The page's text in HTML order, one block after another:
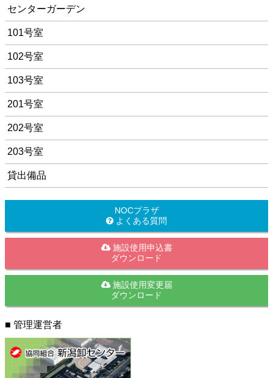
センターガーデン
101号室
102号室
103号室
201号室
202号室
203号室
貸出備品
NOCプラザ
よくある質問
施設使用申込書
ダウンロード
施設使用変更届
ダウンロード
■ 管理運営者